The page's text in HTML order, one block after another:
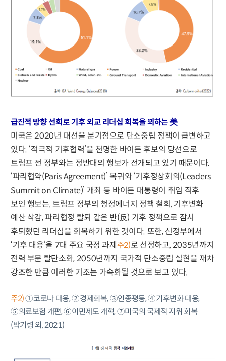
급진적 방향 선회로 기후 외교 리더십 회복을 꾀하는 美
미국은 2020년 대선을 분기점으로 탄소중립 정책이 급변하고
있다. ‘적극적 기후협력’을 천명한 바이든 후보의 당선으로
트럼프 전 정부와는 정반대의 행보가 전개되고 있기 때문이다.
‘파리협약(Paris Agreement)’ 복귀와 ‘기후정상회의(Leaders
Summit on Climate)’ 개최 등 바이든 대통령이 취임 직후
보인 행보는, 트럼프 정부의 청정에너지 정책 철회, 기후변화
예산 삭감, 파리협정 탈퇴 같은 반(反) 기후 정책으로 잠시
후퇴했던 리더십을 회복하기 위한 것이다. 또한, 신정부에서
‘기후 대응’을 7대 주요 국정 과제 주2)로 선정하고, 2035년까지
전력 부문 탈탄소화, 2050년까지 국가적 탄소중립 실현을 재차
강조한 만큼 이러한 기조는 가속화될 것으로 보고 있다.
주2)①코로나 대응, ②경제회복, ③인종평등, ④기후변화 대응,
⑤의료보험 개편, ⑥이민제도 개혁, ⑦미국의 국제적 지위 회복
(박기령 외, 2021)